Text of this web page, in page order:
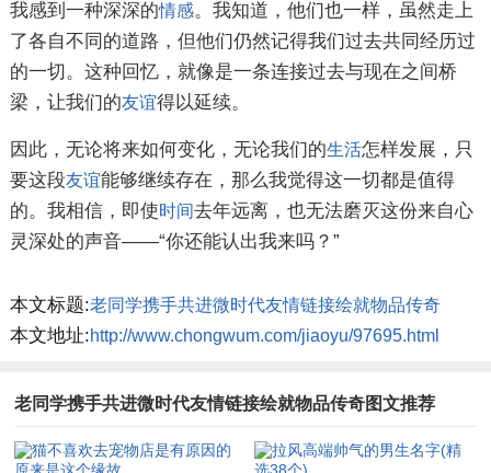
我感到一种深深的情感。我知道，他们也一样，虽然走上
了各自不同的道路，但他们仍然记得我们过去共同经历过
的一切。这种回忆，就像是一条连接过去与现在之间桥
梁，让我们的友谊得以延续。
因此，无论将来如何变化，无论我们的生活怎样发展，只
要这段友谊能够继续存在，那么我觉得这一切都是值得
的。我相信，即使时间去年远离，也无法磨灭这份来自心
灵深处的声音——“你还能认出我来吗？”
本文标题:老同学携手共进微时代友情链接绘就物品传奇
本文地址:http://www.chongwum.com/jiaoyu/97695.html
老同学携手共进微时代友情链接绘就物品传奇图文推荐